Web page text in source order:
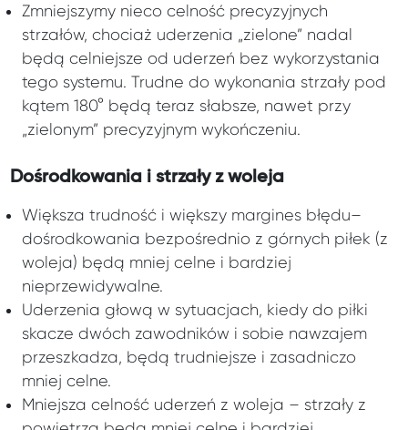
Zmniejszymy nieco celność precyzyjnych
strzałów, chociaż uderzenia „zielone” nadal
będą celniejsze od uderzeń bez wykorzystania
tego systemu. Trudne do wykonania strzały pod
kątem 180° będą teraz słabsze, nawet przy
„zielonym” precyzyjnym wykończeniu.
Dośrodkowania i strzały z woleja
Większa trudność i większy margines błędu–
dośrodkowania bezpośrednio z górnych piłek (z
woleja) będą mniej celne i bardziej
nieprzewidywalne.
Uderzenia głową w sytuacjach, kiedy do piłki
skacze dwóch zawodników i sobie nawzajem
przeszkadza, będą trudniejsze i zasadniczo
mniej celne.
Mniejsza celność uderzeń z woleja – strzały z